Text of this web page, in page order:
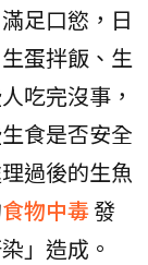
足口慾，日
蛋拌飯、生
吃完沒事，
食是否安全
過後的生魚
食物中毒發
」造成。